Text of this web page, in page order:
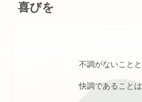
喜びを
不調がないことと
快調であることは